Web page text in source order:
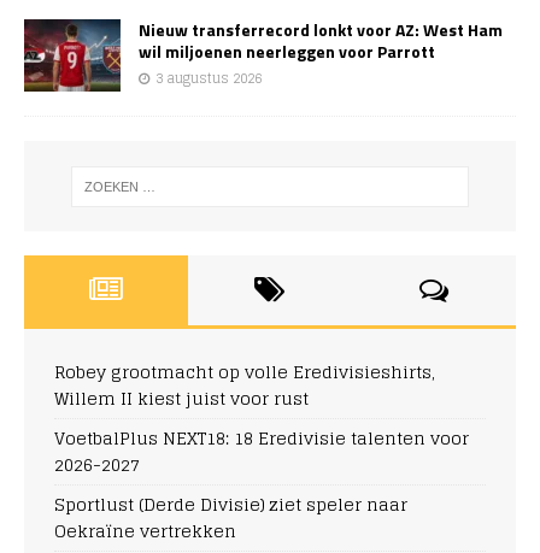
Nieuw transferrecord lonkt voor AZ: West Ham
wil miljoenen neerleggen voor Parrott
3 augustus 2026
Robey grootmacht op volle Eredivisieshirts,
Willem II kiest juist voor rust
VoetbalPlus NEXT18: 18 Eredivisie talenten voor
2026-2027
Sportlust (Derde Divisie) ziet speler naar
Oekraïne vertrekken